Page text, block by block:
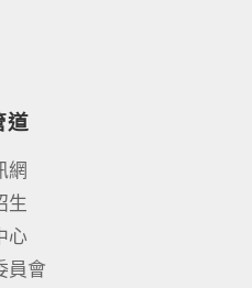
道
網
生
心
員會